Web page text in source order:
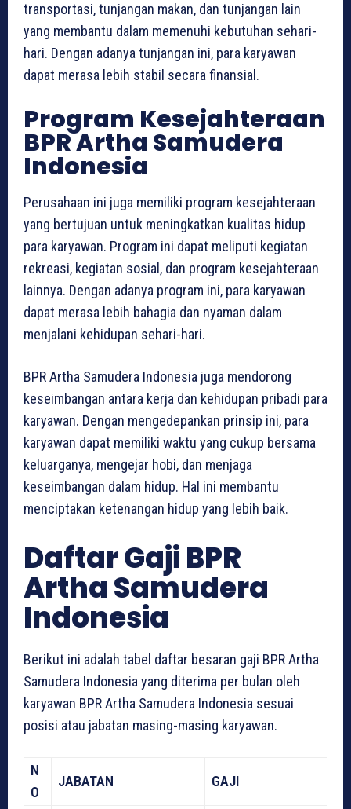
transportasi, tunjangan makan, dan tunjangan lain
yang membantu dalam memenuhi kebutuhan sehari-
hari. Dengan adanya tunjangan ini, para karyawan
dapat merasa lebih stabil secara finansial.
Program Kesejahteraan
BPR Artha Samudera
Indonesia
Perusahaan ini juga memiliki program kesejahteraan
yang bertujuan untuk meningkatkan kualitas hidup
para karyawan. Program ini dapat meliputi kegiatan
rekreasi, kegiatan sosial, dan program kesejahteraan
lainnya. Dengan adanya program ini, para karyawan
dapat merasa lebih bahagia dan nyaman dalam
menjalani kehidupan sehari-hari.
BPR Artha Samudera Indonesia juga mendorong
keseimbangan antara kerja dan kehidupan pribadi para
karyawan. Dengan mengedepankan prinsip ini, para
karyawan dapat memiliki waktu yang cukup bersama
keluarganya, mengejar hobi, dan menjaga
keseimbangan dalam hidup. Hal ini membantu
menciptakan ketenangan hidup yang lebih baik.
Daftar Gaji BPR
Artha Samudera
Indonesia
Berikut ini adalah tabel daftar besaran gaji BPR Artha
Samudera Indonesia yang diterima per bulan oleh
karyawan BPR Artha Samudera Indonesia sesuai
posisi atau jabatan masing-masing karyawan.
N
O
JABATAN GAJI